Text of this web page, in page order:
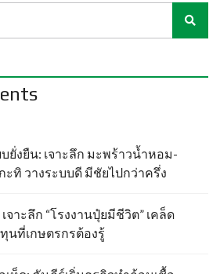
ยั่งยืน: เจาะลึก มะพร้าวน้ำหอม-
ทิ วางระบบดี มีชัยไปกว่าครึ่ง
าะลึก “โรงงานปุ๋ยมีชีวิต” เคล็ด
ที่เกษตรกรต้องรู้